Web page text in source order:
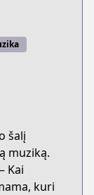
šalį
muziką.
Kai
kuri